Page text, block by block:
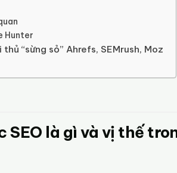
Hunter
“sừng sỏ” Ahrefs, SEMrush, Moz
là gì và vị thế